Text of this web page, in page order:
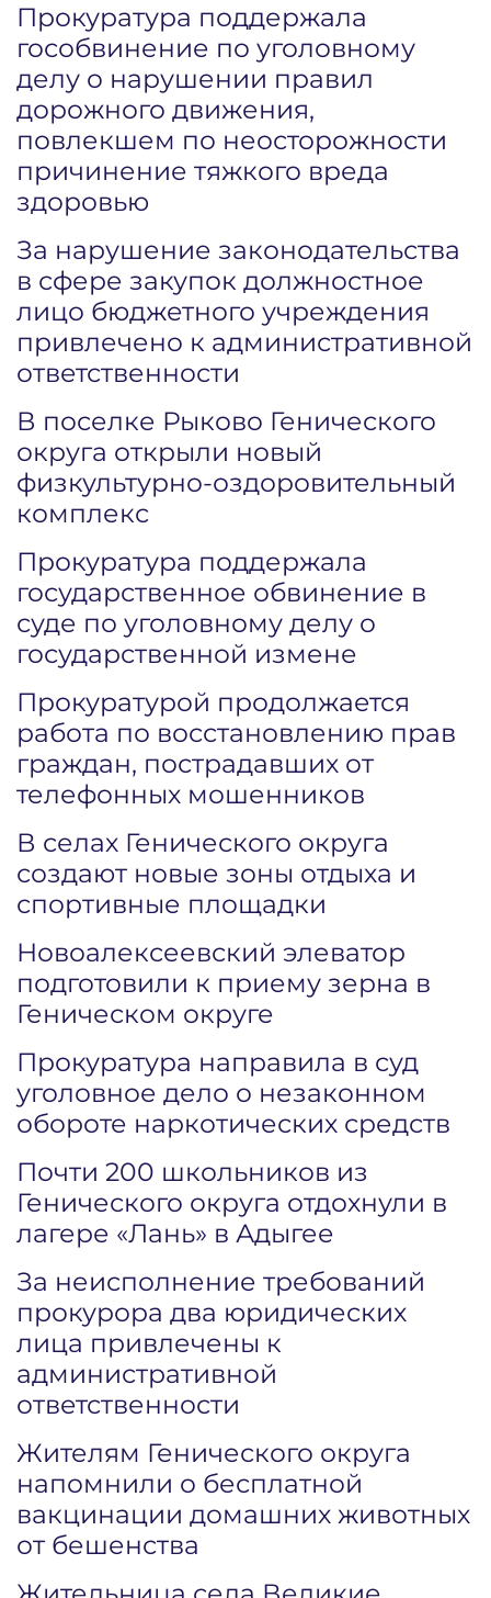
Прокуратура поддержала
гособвинение по уголовному
делу о нарушении правил
дорожного движения,
повлекшем по неосторожности
причинение тяжкого вреда
здоровью
За нарушение законодательства
в сфере закупок должностное
лицо бюджетного учреждения
привлечено к административной
ответственности
В поселке Рыково Генического
округа открыли новый
физкультурно-оздоровительный
комплекс
Прокуратура поддержала
государственное обвинение в
суде по уголовному делу о
государственной измене
Прокуратурой продолжается
работа по восстановлению прав
граждан, пострадавших от
телефонных мошенников
В селах Генического округа
создают новые зоны отдыха и
спортивные площадки
Новоалексеевский элеватор
подготовили к приему зерна в
Геническом округе
Прокуратура направила в суд
уголовное дело о незаконном
обороте наркотических средств
Почти 200 школьников из
Генического округа отдохнули в
лагере «Лань» в Адыгее
За неисполнение требований
прокурора два юридических
лица привлечены к
административной
ответственности
Жителям Генического округа
напомнили о бесплатной
вакцинации домашних животных
от бешенства